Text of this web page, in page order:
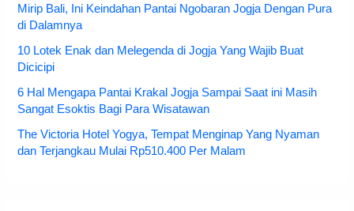
Mirip Bali, Ini Keindahan Pantai Ngobaran Jogja Dengan Pura
di Dalamnya
10 Lotek Enak dan Melegenda di Jogja Yang Wajib Buat
Dicicipi
6 Hal Mengapa Pantai Krakal Jogja Sampai Saat ini Masih
Sangat Esoktis Bagi Para Wisatawan
The Victoria Hotel Yogya, Tempat Menginap Yang Nyaman
dan Terjangkau Mulai Rp510.400 Per Malam